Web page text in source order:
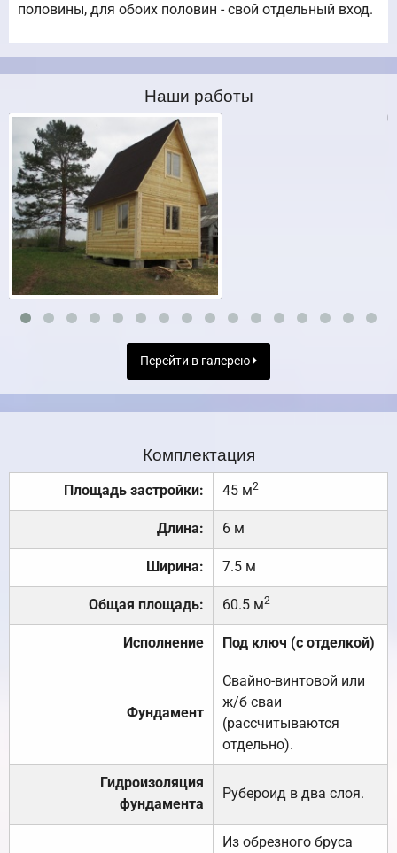
половины, для обоих половин - свой отдельный вход.
Наши работы
Перейти в галерею
Комплектация
Площадь застройки: 45 м2
Длина: 6 м
Ширина: 7.5 м
Общая площадь: 60.5 м2
Исполнение Под ключ (с отделкой)
Фундамент
Свайно-винтовой или
ж/б сваи
(рассчитываются
отдельно).
Гидроизоляция
фундамента
Рубероид в два слоя.
Из обрезного бруса